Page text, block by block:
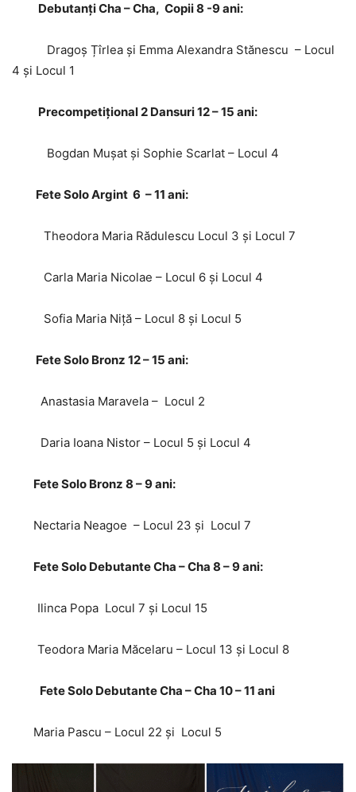
Debutanți Cha – Cha, Copii 8 -9 ani:
Dragoș Țîrlea și Emma Alexandra Stănescu – Locul
4 și Locul 1
Precompetițional 2 Dansuri 12 – 15 ani:
Bogdan Mușat și Sophie Scarlat – Locul 4
Fete Solo Argint 6 – 11 ani:
Theodora Maria Rădulescu Locul 3 și Locul 7
Carla Maria Nicolae – Locul 6 și Locul 4
Sofia Maria Niță – Locul 8 și Locul 5
Fete Solo Bronz 12 – 15 ani:
Anastasia Maravela – Locul 2
Daria Ioana Nistor – Locul 5 și Locul 4
Fete Solo Bronz 8 – 9 ani:
Nectaria Neagoe – Locul 23 și Locul 7
Fete Solo Debutante Cha – Cha 8 – 9 ani:
Ilinca Popa Locul 7 și Locul 15
Teodora Maria Măcelaru – Locul 13 și Locul 8
Fete Solo Debutante Cha – Cha 10 – 11 ani
Maria Pascu – Locul 22 și Locul 5